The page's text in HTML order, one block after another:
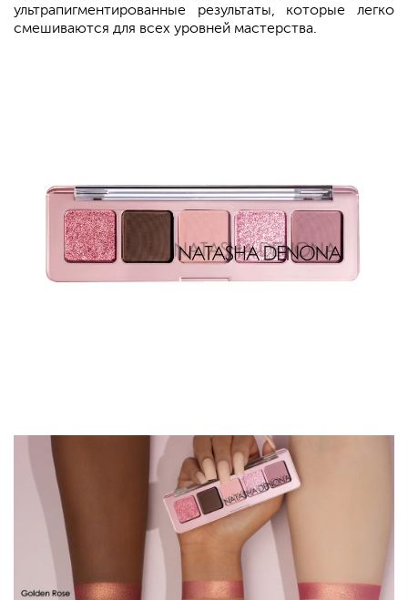
ультрапигментированные результаты, которые легко
смешиваются для всех уровней мастерства.